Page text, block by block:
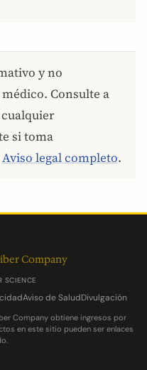
y no
Consulte a
si toma
Aviso legal completo.
Company
SCIENCE
Aviso de SaludDivulgación
Company obtiene ingresos por
en este sitio pueden ser enlaces